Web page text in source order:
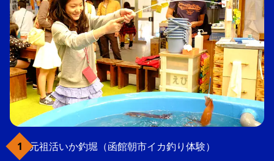
元祖活いか釣堀（函館朝市イカ釣り体験）